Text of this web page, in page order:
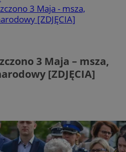
3 Maja - msza,
[ZDJĘCIA]
3 Maja – msza,
[ZDJĘCIA]